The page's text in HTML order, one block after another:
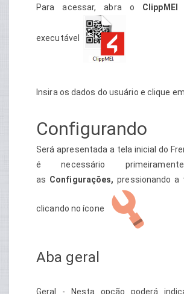
Para acessar, abra o ClippMEI
executável
Insira os dados do usuário e clique em
Configurando
Será apresentada a tela inicial do
é necessário
as Configurações, pressionando a
clicando no ícone
Aba geral
Geral - Nesta opção poderá